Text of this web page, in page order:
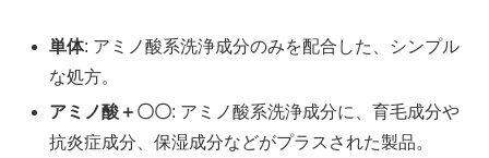
単体: アミノ酸系洗浄成分のみを配合した、シンプル
な処方。
アミノ酸＋〇〇: アミノ酸系洗浄成分に、育毛成分や
抗炎症成分、保湿成分などがプラスされた製品。